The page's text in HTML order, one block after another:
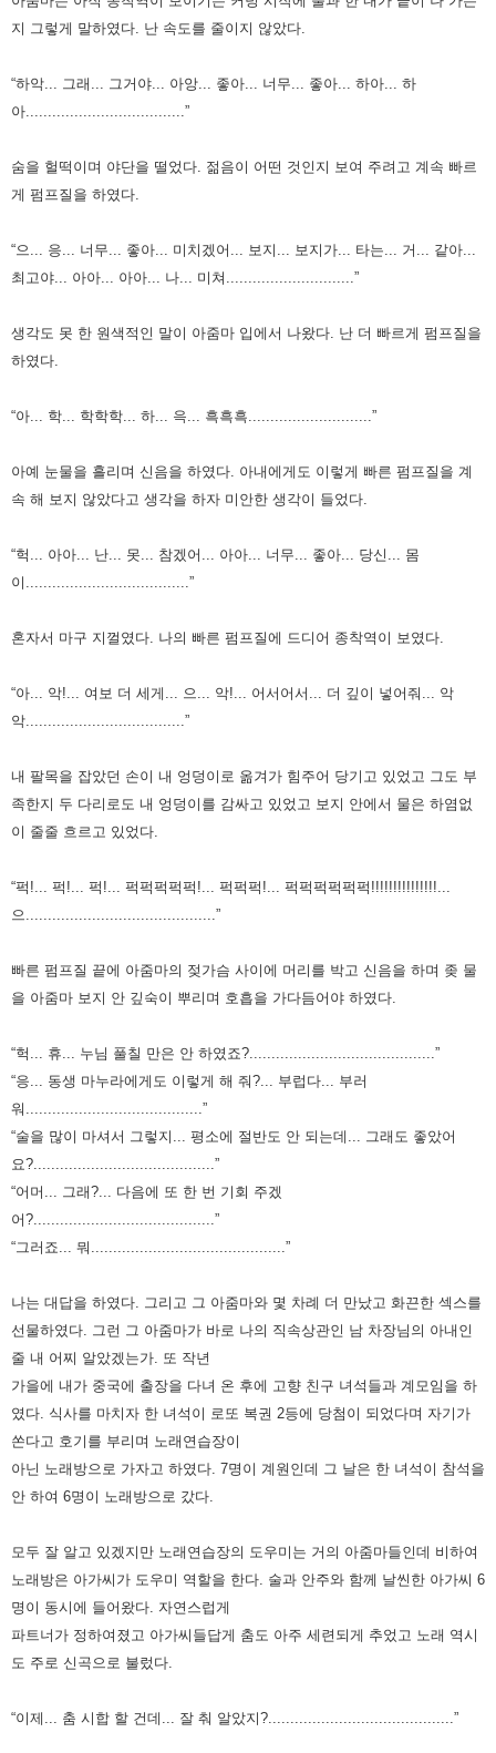
지 그렇게 말하였다. 난 속도를 줄이지 않았다.
“하악... 그래... 그거야... 아앙... 좋아... 너무... 좋아... 하아... 하
아....................................”
숨을 헐떡이며 야단을 떨었다. 젊음이 어떤 것인지 보여 주려고 계속 빠르
게 펌프질을 하였다.
“으... 응... 너무... 좋아... 미치겠어... 보지... 보지가... 타는... 거... 같아...
최고야... 아아... 아아... 나... 미쳐.............................”
생각도 못 한 원색적인 말이 아줌마 입에서 나왔다. 난 더 빠르게 펌프질을
하였다.
“아... 학... 학학학... 하... 윽... 흑흑흑............................”
아예 눈물을 흘리며 신음을 하였다. 아내에게도 이렇게 빠른 펌프질을 계
속 해 보지 않았다고 생각을 하자 미안한 생각이 들었다.
“헉... 아아... 난... 못... 참겠어... 아아... 너무... 좋아... 당신... 몸
이.....................................”
혼자서 마구 지껄였다. 나의 빠른 펌프질에 드디어 종착역이 보였다.
“아... 악!... 여보 더 세게... 으... 악!... 어서어서... 더 깊이 넣어줘... 악
악....................................”
내 팔목을 잡았던 손이 내 엉덩이로 옮겨가 힘주어 당기고 있었고 그도 부
족한지 두 다리로도 내 엉덩이를 감싸고 있었고 보지 안에서 물은 하염없
이 줄줄 흐르고 있었다.
“퍽!... 퍽!... 퍽!... 퍽퍽퍽퍽퍽!... 퍽퍽퍽!... 퍽퍽퍽퍽퍽퍽!!!!!!!!!!!!!!!...
으...........................................”
빠른 펌프질 끝에 아줌마의 젖가슴 사이에 머리를 박고 신음을 하며 좆 물
을 아줌마 보지 안 깊숙이 뿌리며 호흡을 가다듬어야 하였다.
“헉... 휴... 누님 풀칠 만은 안 하였죠?..........................................”
“응... 동생 마누라에게도 이렇게 해 줘?... 부럽다... 부러
워........................................”
“술을 많이 마셔서 그렇지... 평소에 절반도 안 되는데... 그래도 좋았어
요?.........................................”
“어머... 그래?... 다음에 또 한 번 기회 주겠
어?.........................................”
“그러죠... 뭐............................................”
나는 대답을 하였다.
그리고 그 아줌마와 몇 차례 더 만났고 화끈한 섹스를
선물하였다.
그런 그 아줌마가 바로 나의 직속상관인 남 차장님의 아내인
줄 내 어찌 알았겠는가. 또 작년
가을에 내가 중국에 출장을 다녀 온 후에 고향 친구 녀석들과 계모임을 하
였다. 식사를 마치자 한 녀석이 로또 복권 2등에 당첨이 되었다며 자기가
쏜다고 호기를 부리며 노래연습장이
아닌 노래방으로 가자고 하였다. 7명이 계원인데 그 날은 한 녀석이 참석을
안 하여 6명이 노래방으로 갔다.
모두 잘 알고 있겠지만 노래연습장의 도우미는 거의 아줌마들인데 비하여
노래방은 아가씨가 도우미 역할을 한다. 술과 안주와 함께 날씬한 아가씨 6
명이 동시에 들어왔다. 자연스럽게
파트너가 정하여졌고 아가씨들답게 춤도 아주 세련되게 추었고 노래 역시
도 주로 신곡으로 불렀다.
“이제... 춤 시합 할 건데... 잘 춰 알았지?..........................................”